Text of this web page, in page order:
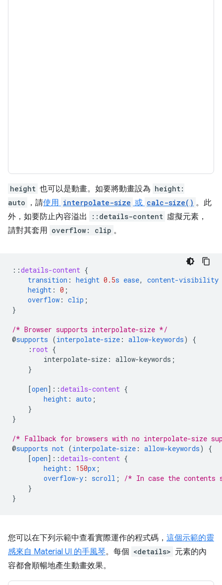
height 也可以是動畫。如要將動畫設為 height:
auto
，請使用 interpolate-size 或 calc-size() 。此
外，如要防止內容溢出
::details-content 虛擬元素，
請對其套用 overflow: clip 。
::details-content {
transition : height 0.5s ease,
content-visibility
height : 0 ;
overflow : clip ;
}
/* Browser supports interpolate-size */
@supports (interpolate-size : allow-keywords)
{
: root {
interpolate-size : allow-keywords ;
}
[open] ::details-content {
height : auto ;
}
}
/* Fallback for browsers with no interpolate-size
@supports not (interpolate-size : allow-keywords)
{
[open] ::details-content {
height : 150px ;
overflow-y : scroll ;
/* In case the contents
}
}
您可以在下列示範中查看實際運作的程式碼， 這個示範的靈
感來自 Material UI 的手風琴。每個 <details> 元素的內
容都會順暢地產生動畫效果。